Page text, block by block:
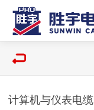
计算机与仪表电缆